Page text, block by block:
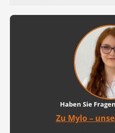
Haben Sie
Zu Mylo –